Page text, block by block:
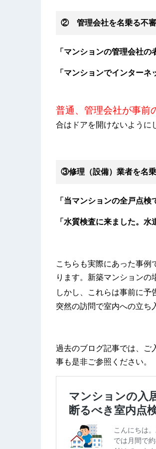
② 管理会社を名乗る不
「マンションの管理会社
「マンションでインター
普通、管理会社が事前
合はドアを開けないように
③修理（設備）業者を名
「当マンションの全戸点
「水質検査に来ました。
こちらも実際にあった事例
ります。新築マンションの
しかし、これらは事前に予
突然の訪問で室内への立ち
過去のブログ記事では、ご
事も是非ご参照ください。